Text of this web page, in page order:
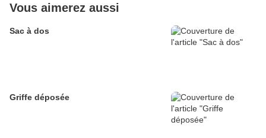
Vous aimerez aussi
Sac à dos
Griffe déposée